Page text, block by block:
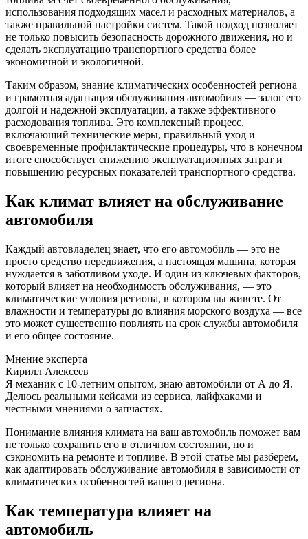
использования подходящих масел и расходных материалов, а
также правильной настройки систем. Такой подход позволяет
не только повысить безопасность дорожного движения, но и
сделать эксплуатацию транспортного средства более
экономичной и экологичной.
Таким образом, знание климатических особенностей региона
и грамотная адаптация обслуживания автомобиля — залог его
долгой и надежной эксплуатации, а также эффективного
расходования топлива. Это комплексный процесс,
включающий технические меры, правильный уход и
своевременные профилактические процедуры, что в конечном
итоге способствует снижению эксплуатационных затрат и
повышению ресурсных показателей транспортного средства.
Как климат влияет на обслуживание
автомобиля
Каждый автовладелец знает, что его автомобиль — это не
просто средство передвижения, а настоящая машина, которая
нуждается в заботливом уходе. И один из ключевых факторов,
который влияет на необходимость обслуживания, — это
климатические условия региона, в котором вы живете. От
влажности и температуры до влияния морского воздуха — все
это может существенно повлиять на срок службы автомобиля
и его общее состояние.
Мнение эксперта
Кирилл Алексеев
Я механик с 10-летним опытом, знаю автомобили от А до Я.
Делюсь реальными кейсами из сервиса, лайфхаками и
честными мнениями о запчастях.
Понимание влияния климата на ваш автомобиль поможет вам
не только сохранить его в отличном состоянии, но и
сэкономить на ремонте и топливе. В этой статье мы разберем,
как адаптировать обслуживание автомобиля в зависимости от
климатических особенностей вашего региона.
Как температура влияет на
автомобиль